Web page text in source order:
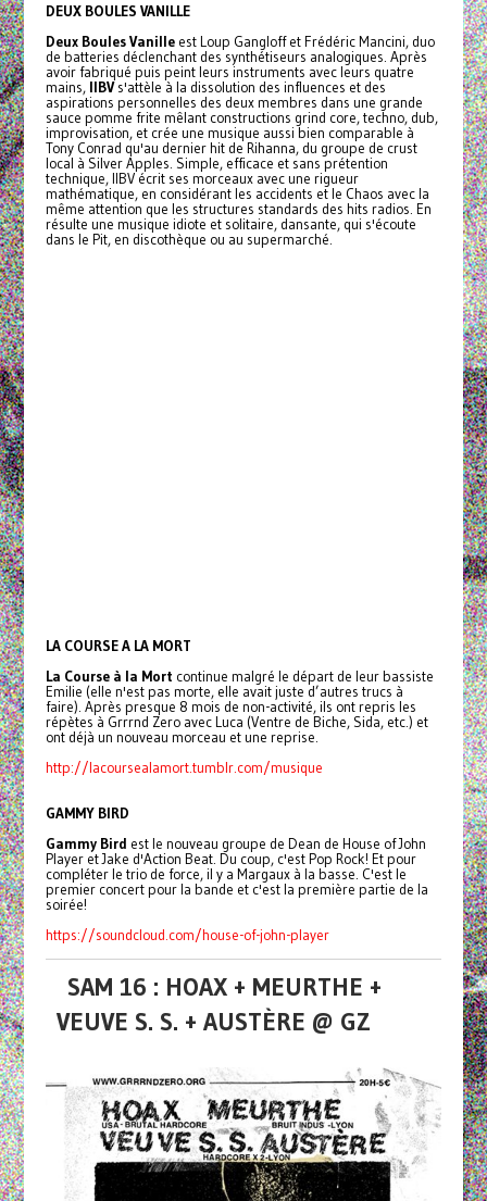
DEUX BOULES VANILLE
Deux Boules Vanilleest Loup Gangloff et Frédéric Mancini, duo
de batteries déclenchant des synthétiseurs analogiques. Après
avoir fabriqué puis peint leurs instruments avec leurs quatre
mains, IIBVs'attèle à la dissolution des influences et des
aspirations personnelles des deux membres dans une grande
sauce pomme frite mêlant constructions grind core, techno, dub,
improvisation, et crée une musique aussi bien comparable à
Tony Conrad qu'au dernier hit de Rihanna, du groupe de crust
local à Silver Apples. Simple, efficace et sans prétention
technique, IIBV écrit ses morceaux avec une rigueur
mathématique, en considérant les accidents et le Chaos avec la
même attention que les structures standards des hits radios. En
résulte une musique idiote et solitaire, dansante, qui s'écoute
dans le Pit, en discothèque ou au supermarché.
LA COURSE A LA MORT
La Course à la Mort continue malgré le départ de leur bassiste
Emilie (elle n'est pas morte, elle avait juste d’autres trucs à
faire). Après presque 8 mois de non-activité, ils ont repris les
répètes à Grrrnd Zero avec Luca (Ventre de Biche, Sida, etc.) et
ont déjà un nouveau morceau et une reprise.
http://lacoursealamort.tumblr.com/musique
GAMMY BIRD
Gammy Bird est le nouveau groupe de Dean de House of John
Player et Jake d'Action Beat. Du coup, c'est Pop Rock! Et pour
compléter le trio de force, il y a Margaux à la basse. C'est le
premier concert pour la bande et c'est la première partie de la
soirée!
https://soundcloud.com/house-of-john-player
SAM 16 : HOAX + MEURTHE +
VEUVE S. S. + AUSTÈRE @ GZ